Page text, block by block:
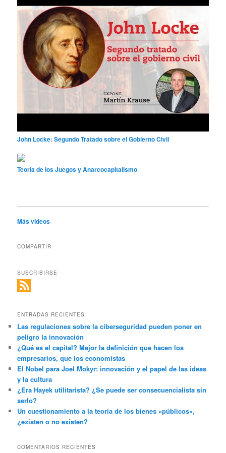
John Locke: Segundo Tratado sobre el Gobierno Civil
Teoría de los Juegos y Anarcocapitalismo
Más videos
COMPARTIR
SUSCRIBIRSE
ENTRADAS RECIENTES
Las regulaciones sobre la ciberseguridad pueden poner en
peligro la innovación
¿Qué es el capital? Mejor la definición que hacen los
empresarios, que los economistas
El Nobel para Joel Mokyr: innovación y el papel de las ideas
y la cultura
¿Era Hayek utilitarista? ¿Se puede ser consecuencialista sin
serlo?
Un cuestionamiento a la teoría de los bienes «públicos»,
¿existen o no existen?
COMENTARIOS RECIENTES